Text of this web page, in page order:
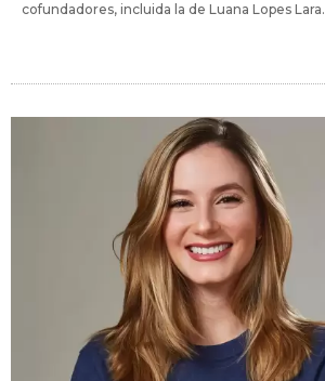
cofundadores, incluida la de Luana Lopes Lara.